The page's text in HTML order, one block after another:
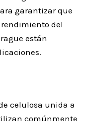
garantizar que
del
están
celulosa unida a
comúnmente